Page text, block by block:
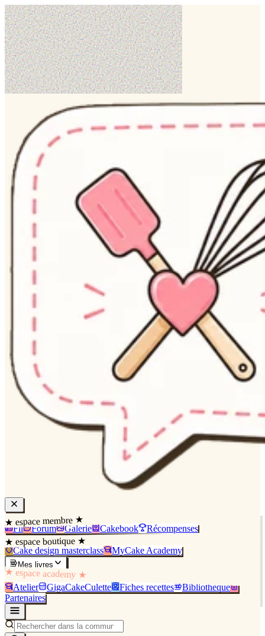
★ espace membre ★
Fil Forum Galerie Cakebook Récompenses
★ espace boutique ★
Cake design masterclass MyCake Academy
Mes livres
★ espace academy ★
Atelier GigaCakeCulette Fiches recettes
Bibliothèque
Partenaires